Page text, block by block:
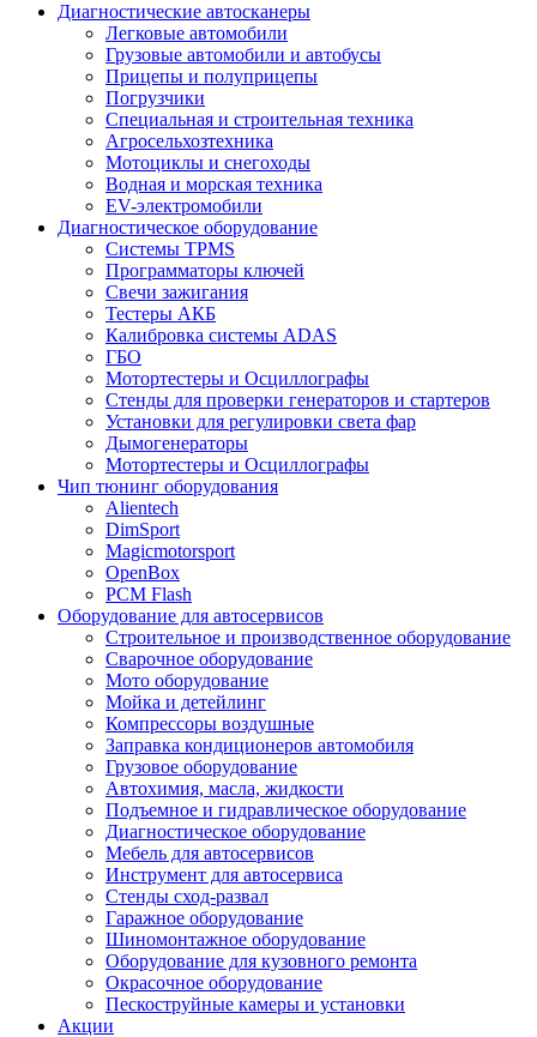
Диагностические автосканеры
Легковые автомобили
Грузовые автомобили и автобусы
Прицепы и полуприцепы
Погрузчики
Специальная и строительная техника
Агросельхозтехника
Мотоциклы и снегоходы
Водная и морская техника
EV-электромобили
Диагностическое оборудование
Системы TPMS
Программаторы ключей
Свечи зажигания
Тестеры АКБ
Калибровка системы ADAS
ГБО
Мотортестеры и Осциллографы
Стенды для проверки генераторов и стартеров
Установки для регулировки света фар
Дымогенераторы
Мотортестеры и Осциллографы
Чип тюнинг оборудования
Alientech
DimSport
Magicmotorsport
OpenBox
PCM Flash
Оборудование для автосервисов
Строительное и производственное оборудование
Сварочное оборудование
Мото оборудование
Мойка и детейлинг
Компрессоры воздушные
Заправка кондиционеров автомобиля
Грузовое оборудование
Автохимия, масла, жидкости
Подъемное и гидравлическое оборудование
Диагностическое оборудование
Мебель для автосервисов
Инструмент для автосервиса
Стенды сход-развал
Гаражное оборудование
Шиномонтажное оборудование
Оборудование для кузовного ремонта
Окрасочное оборудование
Пескоструйные камеры и установки
Акции